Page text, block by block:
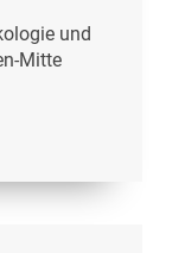
und
Mitte